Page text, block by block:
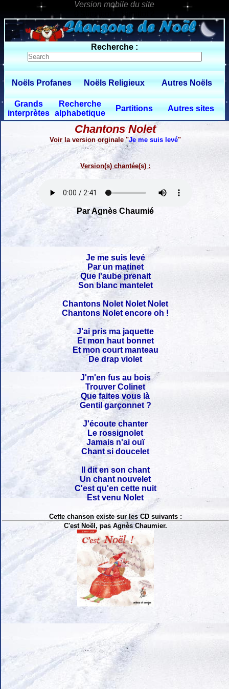
0 $limitbot 1 $limittot 2
Recherche :
Noëls Profanes Noëls Religieux Autres Noëls
Grands
interprètes
Recherche
alphabetique
Partitions Autres sites
Chantons Nolet
Voir la version orginale "Je me suis levé"
Version(s) chantée(s) :
Par Agnès Chaumié
Je me suis levé
Par un matinet
Que l'aube prenait
Son blanc mantelet
Chantons Nolet Nolet Nolet
Chantons Nolet encore oh !
J'ai pris ma jaquette
Et mon haut bonnet
Et mon court manteau
De drap violet
J'm'en fus au bois
Trouver Colinet
Que faites vous là
Gentil garçonnet ?
J'écoute chanter
Le rossignolet
Jamais n'ai ouï
Chant si doucelet
Il dit en son chant
Un chant nouvelet
C'est qu'en cette nuit
Est venu Nolet
Cette chanson existe sur les CD suivants :
C'est Noël, pas Agnès Chaumier.